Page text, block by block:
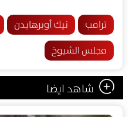
ترامب نيك أوبرهايدن
مجلس الشيوخ
شاهد ايضا